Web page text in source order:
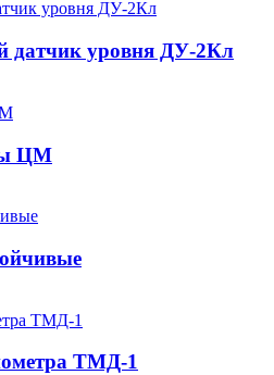
датчик уровня ДУ-2Кл
ЦМ
ТМД-1